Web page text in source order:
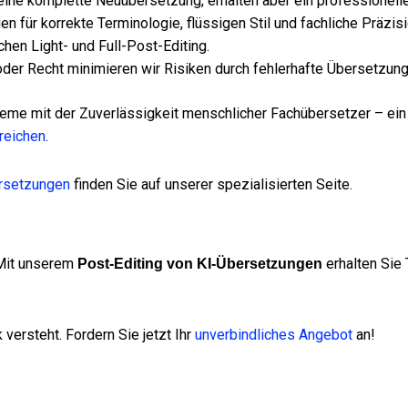
für korrekte Terminologie, flüssigen Stil und fachliche
Light- und Full-Post-Editing.
Recht minimieren wir Risiken durch fehlerhafte
mit der Zuverlässigkeit menschlicher Fachübersetzer –
.
finden Sie auf unserer spezialisierten Seite.
unserem Post-Editing von KI-Übersetzungen erhalten Sie
versteht. Fordern Sie jetzt Ihr unverbindliches Angebot an!